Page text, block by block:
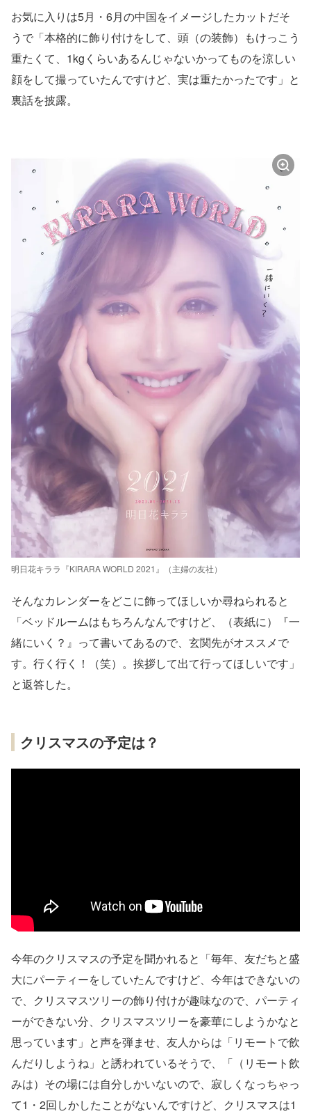
お気に入りは5月・6月の中国をイメージしたカットだそ
うで「本格的に飾り付けをして、頭（の装飾）もけっこう
重たくて、1kgくらいあるんじゃないかってものを涼しい
顔をして撮っていたんですけど、実は重たかったです」と
裏話を披露。
明日花キララ『KIRARA WORLD 2021』（主婦の友社）
そんなカレンダーをどこに飾ってほしいか尋ねられると
「ベッドルームはもちろんなんですけど、（表紙に）『一
緒にいく？』って書いてあるので、玄関先がオススメで
す。行く行く！（笑）。挨拶して出て行ってほしいです」
と返答した。
クリスマスの予定は？
今年のクリスマスの予定を聞かれると「毎年、友だちと盛
大にパーティーをしていたんですけど、今年はできないの
で、クリスマスツリーの飾り付けが趣味なので、パーティ
ーができない分、クリスマスツリーを豪華にしようかなと
思っています」と声を弾ませ、友人からは「リモートで飲
んだりしようね」と誘われているそうで、「（リモート飲
みは）その場には自分しかいないので、寂しくなっちゃっ
て1・2回しかしたことがないんですけど、クリスマスは1